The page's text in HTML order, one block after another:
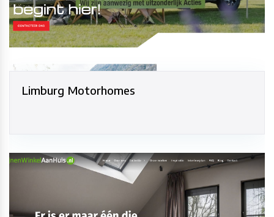
Limburg Motorhomes